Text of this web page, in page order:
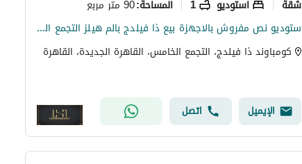
شقة استوديو 1 المساحة:90 متر مربع
ستوديو نص مفروش بالاجهزة بيع ذا فيلدج بالم هيلز التجمع القاهرة الجديدة Studio sale The Village Palm Hills
كومباوند ذا فيلدج، التجمع الخامس، القاهرة الجديدة، القاهرة
الإيميل اتصل